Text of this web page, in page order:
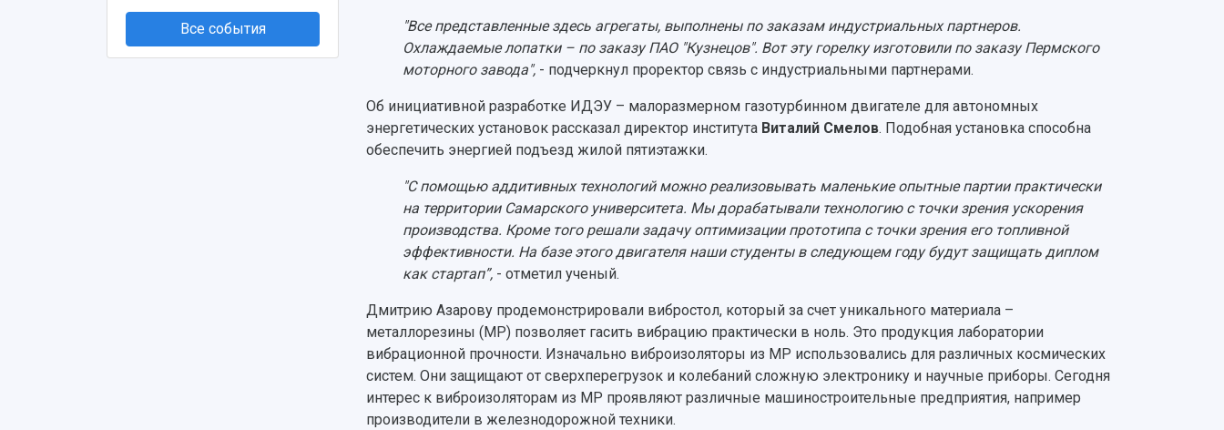
Все события
"Все представленные здесь агрегаты, выполнены по заказам индустриальных партнеров.
Охлаждаемые лопатки – по заказу ПАО "Кузнецов". Вот эту горелку изготовили по заказу Пермского
моторного завода", - подчеркнул проректор связь с индустриальными партнерами.
Об инициативной разработке ИДЭУ – малоразмерном газотурбинном двигателе для автономных
энергетических установок рассказал директор института Виталий Смелов. Подобная установка способна
обеспечить энергией подъезд жилой пятиэтажки.
"С помощью аддитивных технологий можно реализовывать маленькие опытные партии практически
на территории Самарского университета. Мы дорабатывали технологию с точки зрения ускорения
производства. Кроме того решали задачу оптимизации прототипа с точки зрения его топливной
эффективности. На базе этого двигателя наши студенты в следующем году будут защищать диплом
как стартап”, - отметил ученый.
Дмитрию Азарову продемонстрировали вибростол, который за счет уникального материала –
металлорезины (МР) позволяет гасить вибрацию практически в ноль. Это продукция лаборатории
вибрационной прочности. Изначально виброизоляторы из МР использовались для различных космических
систем. Они защищают от сверхперегрузок и колебаний сложную электронику и научные приборы. Сегодня
интерес к виброизоляторам из МР проявляют различные машиностроительные предприятия, например
производители в железнодорожной техники.